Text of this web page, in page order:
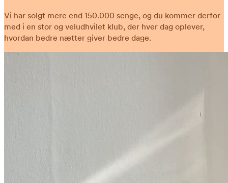
Vi har solgt mere end 150.000 senge, og du kommer derfor
med i en stor og veludhvilet klub, der hver dag oplever,
hvordan bedre nætter giver bedre dage.